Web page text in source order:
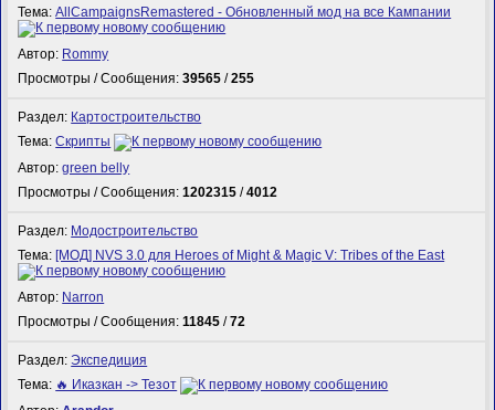
Тема:AllCampaignsRemastered - Обновленный мод на все Кампании
Автор: Rommy
Просмотры / Сообщения:39565 /255
Раздел: Картостроительство
Тема:Скрипты
Автор:green belly
Просмотры / Сообщения:1202315 /4012
Раздел: Модостроительство
Тема: [МОД] NVS 3.0 для Heroes of Might & Magic V: Tribes of the East
Автор: Narron
Просмотры / Сообщения:11845 /72
Раздел:Экспедиция
Тема: 🔥 Иказкан -> Тезот